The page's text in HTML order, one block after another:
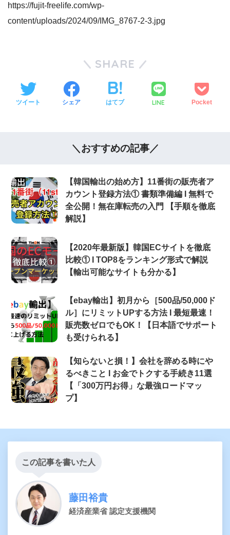
https://fujit-freelife.com/wp-
content/uploads/2024/09/IMG_8767-2-3.jpg
SHARE
ツイート シェア はてブ LINE Pocket
＼おすすめの記事／
【韓国輸出の始め方】11番街の販売者ア
カウント登録方法① 書類準備編 Ι 無料で
全公開！無在庫転売の入門 【手順を徹底
解説】
【2020年最新版】韓国ECサイトを徹底
比較① Ι TOP8をランキング形式で解説
【輸出可能なサイトも分かる】
【ebay輸出】初月から［500品/50,000ド
ル］にリミットUPする方法 Ι 最短最速！
販売数ゼロでもOK！【日本語でサポート
も受けられる】
【知らないと損！】会社を辞める時にや
るべきこと Ι お金でトクする手続き11選
【「300万円お得」な最強ロードマッ
プ】
この記事を書いた人
藤田裕貴
経済産業省 認定支援機関